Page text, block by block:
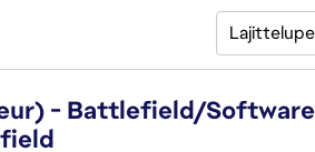
- Battlefield/Software